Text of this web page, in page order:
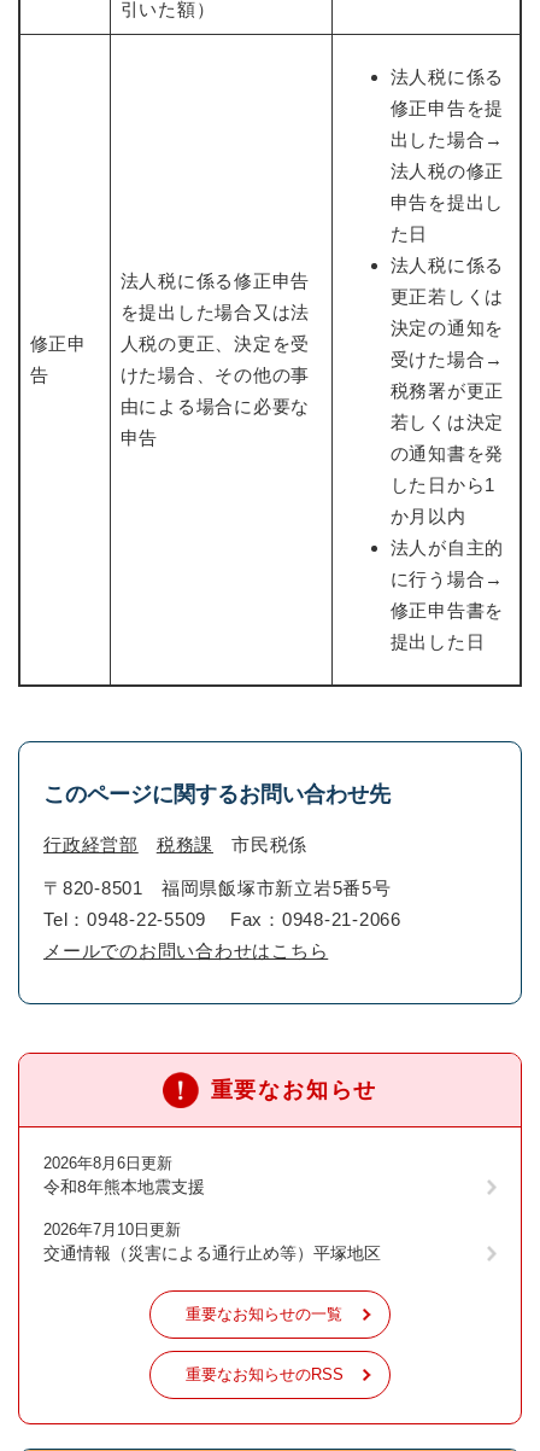
引いた額）
修正申
告
法人税に係る修正申告
を提出した場合又は法
人税の更正、決定を受
けた場合、その他の事
由による場合に必要な
申告
法人税に係る
修正申告を提
出した場合→
法人税の修正
申告を提出し
た日
法人税に係る
更正若しくは
決定の通知を
受けた場合→
税務署が更正
若しくは決定
の通知書を発
した日から1
か月以内
法人が自主的
に行う場合→
修正申告書を
提出した日
このページに関するお問い合わせ先
行政経営部 税務課 市民税係
〒820-8501
福岡県飯塚市新立岩5番5号
Tel：0948-22-5509
Fax：0948-21-2066
メールでのお問い合わせはこちら
重要なお知らせ
2026年8月6日更新
令和8年熊本地震支援
2026年7月10日更新
交通情報（災害による通行止め等）平塚地区
重要なお知らせの一覧
重要なお知らせのRSS